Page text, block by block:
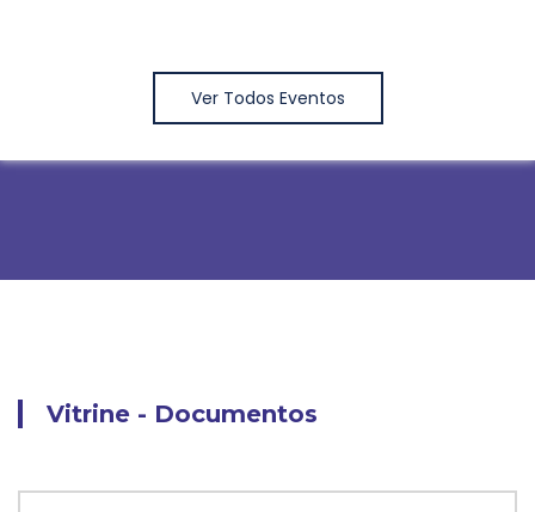
Ver Todos Eventos
Vitrine - Documentos